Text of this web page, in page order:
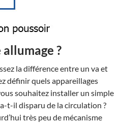
?
la différence entre un va et
définir quels appareillages
souhaitez installer un simple
t-il disparu de la circulation ?
très peu de mécanisme